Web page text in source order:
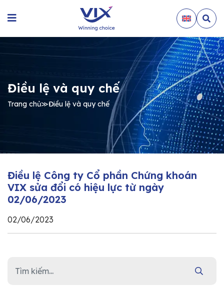
Điều lệ và quy chế
Trang chủ≫Điều lệ và quy chế
Điều lệ Công ty Cổ phần Chứng khoán
VIX sửa đổi có hiệu lực từ ngày
02/06/2023
02/06/2023